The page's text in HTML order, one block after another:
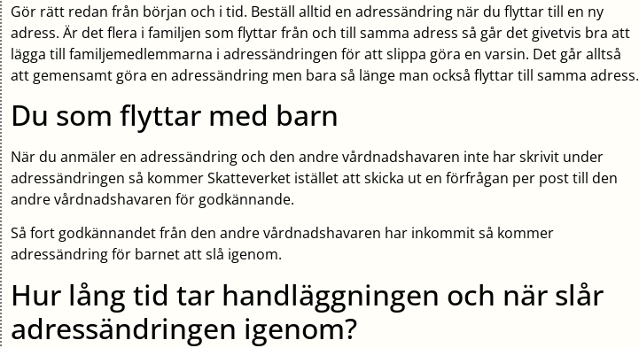
Gör rätt redan från början och i tid. Beställ alltid en adressändring när du flyttar till en ny
adress. Är det flera i familjen som flyttar från och till samma adress så går det givetvis bra att
lägga till familjemedlemmarna i adressändringen för att slippa göra en varsin. Det går alltså
att gemensamt göra en adressändring men bara så länge man också flyttar till samma adress.
Du som flyttar med barn
När du anmäler en adressändring och den andre vårdnadshavaren inte har skrivit under
adressändringen så kommer Skatteverket istället att skicka ut en förfrågan per post till den
andre vårdnadshavaren för godkännande.
Så fort godkännandet från den andre vårdnadshavaren har inkommit så kommer
adressändring för barnet att slå igenom.
Hur lång tid tar handläggningen och när slår
adressändringen igenom?